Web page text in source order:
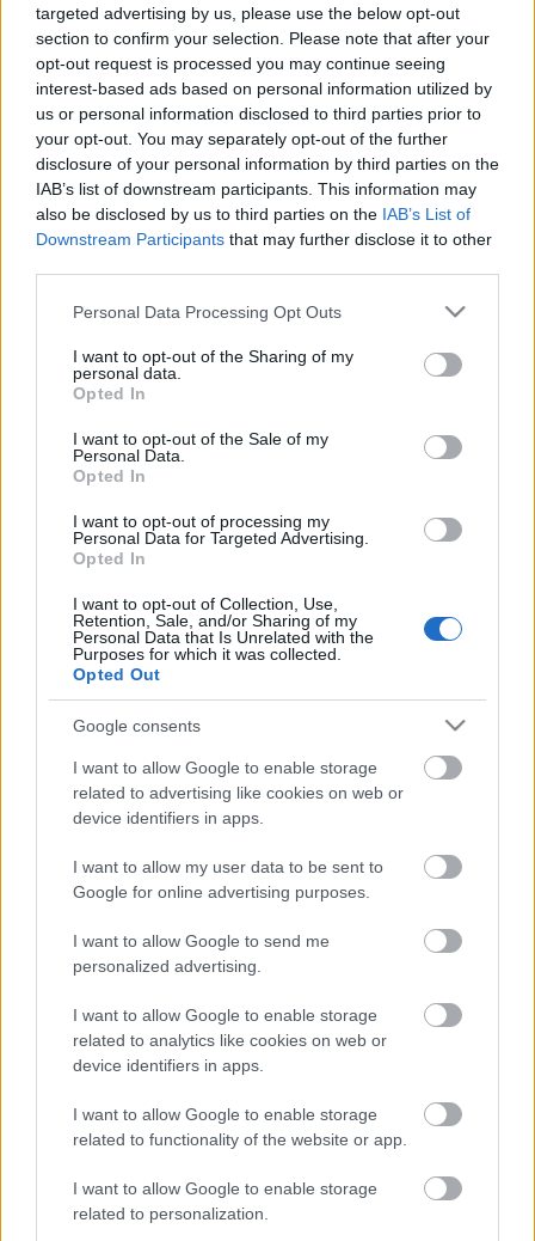
targeted advertising by us, please use the below opt-out
section to confirm your selection. Please note that after your
opt-out request is processed you may continue seeing
interest-based ads based on personal information utilized by
us or personal information disclosed to third parties prior to
your opt-out. You may separately opt-out of the further
disclosure of your personal information by third parties on the
IAB’s list of downstream participants. This information may
also be disclosed by us to third parties on the IAB’s List of
Downstream Participants that may further disclose it to other
Please note that this website/app uses one or more Google
not limited to your visit or usage behaviour. You may click to
grant or deny consent to Google and its third-party tags to
use your data for below specified purposes in below Google
consent section.
Personal Data Processing Opt Outs
I want to opt-out of the Sharing of my
personal data.
Opted In
I want to opt-out of the Sale of my
Personal Data.
Opted In
I want to opt-out of processing my
Personal Data for Targeted Advertising.
Opted In
I want to opt-out of Collection, Use,
Retention, Sale, and/or Sharing of my
Personal Data that Is Unrelated with the
Purposes for which it was collected.
Opted Out
Google consents
I want to allow Google to enable storage
related to advertising like cookies on web or
device identifiers in apps.
I want to allow my user data to be sent to
Google for online advertising purposes.
I want to allow Google to send me
personalized advertising.
I want to allow Google to enable storage
related to analytics like cookies on web or
device identifiers in apps.
I want to allow Google to enable storage
related to functionality of the website or app.
I want to allow Google to enable storage
related to personalization.
Blog
Ευκαιρίες Καριέρας
Επικοινωνία
Media Center
Δελτία Τύπου
Φωτογραφικό Υλικό
Λογότυπα
Ελλάδα, καθώς και αποστολές από την Κύπρο, την
Γαλλία, την Αίγυπτο και το Ισραήλ.
Φέτος η «ΕΛΠΙΔΑ» έκλεισε 20 χρόνια κι η 6η επετειακή
αυτή δράση αποτέλεσε την κορυφαία στιγμή μετά από 5
πολύ επιτυχημένες δράσεις, που πραγματοποιήθηκαν τα
προηγούμενα χρόνια. Το 2002 στο Ζαγόρι Ηπείρου, το
2006 στο Παγγαίο, το 2009 στον Όλυμπο, το 2013 στο
Βελβεντό Κοζάνης και το 2017 στην Πελοπόννησο.
Στο πρώτο μέρος οι Ανιχνευτές ακολουθώντας 4
διαφορετικές ορειβατικές διαδρομές – στα βουνά της
και τα Βαρδούσια- είχαν την ευκαιρία να γνωρίσουν την
ελληνική φύση και να περιηγηθούν σε κάποια από τα
ομάδες Ανιχνευτών, πραγματοποίησαν ένα σύνολο
δραστηριοτήτων που περιλάμβανε έρευνα του
προσφοράς στα ορεινά χωριά.
Μετά την ολοκλήρωση της ορεινής ανίχνευσης, όλοι οι
συμμετέχοντες της ΕΛΠΙΔΑΣ 2022 συγκεντρώθηκαν στο
Καταφύγιο Οίτης. Το πρόγραμμα ήταν γεμάτο παιχνίδια
περιπέτειας, ορεινή ποδηλασία, snorkeling, δράσεις
επαγγελματικού προσανατολισμού, ευαισθητοποίησης επί
των ανθρώπινων δικαιωμάτων και της ισότητας, φεστιβάλ
Ρουμελιώτικο γλέντι.
Τέλος, το Πράσινο Χωριό της Ελπίδας φιλοξένησε ΜΚΟ
επισκέπτονταν, συμμετείχαν στα βιωματικά εργαστήρια
και τις δραστηριότητες που είχαν ετοιμάσει με ιδιαίτερη
φροντίδα η ANIMA, το WWF, με υποστηρικτικό υλικό και η
Μονάδα Διαχείρισης Προστατευόμενης Περιοχής Οίτης -
Καθημερινά οι Ανιχνευτές δημιουργούσαν με τα χέρια, το
μυαλό και τη φαντασία τους, έπαιξαν, έμαθαν,
που θα τους συντροφεύουν στο μέλλον!
Την Παρασκευή 12/8, πραγματοποιήθηκε η τελετή λήξης
της ΕΛΠΙΔΑ 2022. Μια μεγάλη γιορτή στην οποία
συμμετείχαν με πολύ κέφι και ενθουσιασμό οι Ανιχνευτές,